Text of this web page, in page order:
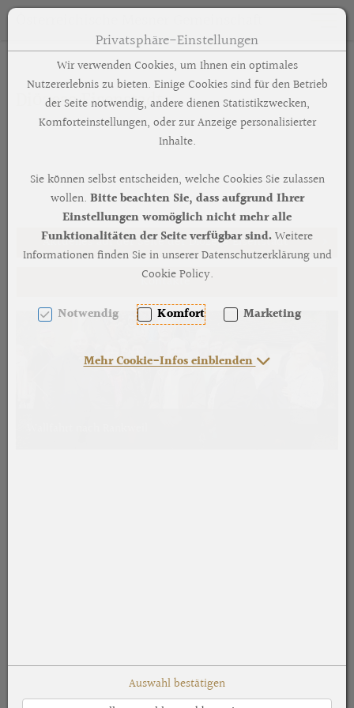
Zum Inhalt springen [AK + 0]
Zum Hauptmenü springen [AK + 1]
Zum Footer-Menü unten (angedockt an Browserrand)
Zum "Barrierefreiheits-Menü" springen [AK + 3]
Zu den Inhalten im Fußbereich springen [AK + 4]
Diözese Eisenstadt
Aktuelles auf der Seite der Diözese Eisenstadt
Kontakte
Privatsphäre-Einstellungen
Wir verwenden Cookies, um Ihnen ein optimales
Nutzererlebnis zu bieten. Einige Cookies sind für den Betrieb
der Seite notwendig, andere dienen Statistikzwecken,
Komforteinstellungen, oder zur Anzeige personalisierter
Inhalte.
Sie können selbst entscheiden, welche Cookies Sie zulassen
wollen. Bitte beachten Sie, dass aufgrund Ihrer
Einstellungen womöglich nicht mehr alle
Funktionalitäten der Seite verfügbar sind.Weitere
Informationen finden Sie in unserer Datenschutzerklärung und
Cookie Policy.
Notwendig Komfort Marketing
Mehr Cookie-Infos einblenden
Auswahl bestätigen